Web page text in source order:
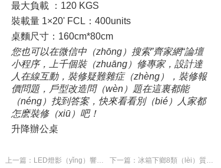
最大負載 ：120 KGS
裝載量 1×20' FCL：400units
桌麵尺寸：160cm*80cm
您也可以在微信中（zhōng）搜索”齊家網“論壇
小程序，上千個裝（zhuāng）修專家，設計達
人在線互動，裝修疑難雜症（zhèng），裝修報
價問題，戶型改造問（wèn）題在這裏都能
（néng）找到答案，快來看看別（bié）人家都
怎麽裝修（xiū）吧！
升降辦公桌
上一篇：LED燈影（yǐng）響視力？LED燈性能詳（xiáng）解析 下一篇：冰箱下鄉8類（lèi）質量問（wèn）題不容（róng）忽視